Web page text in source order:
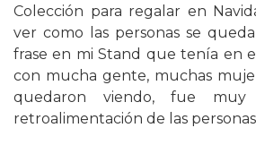
Colección para regalar en
ver como las personas se
frase en mi Stand que tenía en
con mucha gente, muchas
quedaron viendo, fue
retroalimentación de las